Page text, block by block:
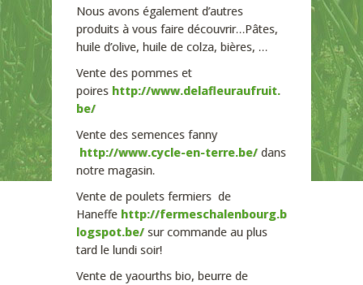
Nous avons également d’autres
produits à vous faire découvrir…Pâtes,
huile d’olive, huile de colza, bières, …
Vente des pommes et
poires http://www.delafleuraufruit.
be/
Vente des semences fanny
http://www.cycle-en-terre.be/ dans
notre magasin.
Vente de poulets fermiers de
Haneffe http://fermeschalenbourg.b
logspot.be/ sur commande au plus
tard le lundi soir!
Vente de yaourths bio, beurre de